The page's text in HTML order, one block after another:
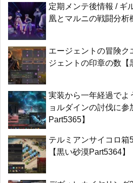
定期メンテ後情報 / ギ
凰とマルニの戦闘分析
エージェントの冒険ク
ジェントの印章の数【
実装から一年経過でよ
ョルダインの討伐に
Part5365】
テルミアンサイコロ箱
【黒い砂漠Part5364】